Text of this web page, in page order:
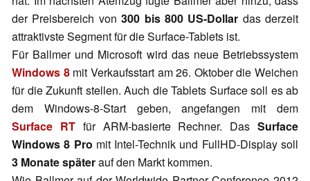
der Preisbereich von300 bis 800 US-Dollar das derzeit
attraktivste Segment für die Surface-Tablets ist.
Für Ballmer und Microsoft wird das neue Betriebssystem
Windows 8mit Verkaufsstart am 26. Oktober die Weichen
für die Zukunft stellen. Auch die Tablets Surface soll es ab
dem Windows-8-Start geben, angefangen mit dem
Surface RTfür ARM-basierte Rechner. DasSurface
Windows 8 Pro mit Intel-Technik und FullHD-Display soll
3 Monate späterauf den Markt kommen.